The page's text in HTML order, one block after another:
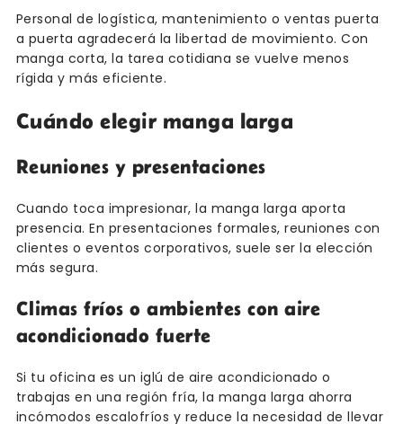
Personal de logística, mantenimiento o ventas puerta
a puerta agradecerá la libertad de movimiento. Con
manga corta, la tarea cotidiana se vuelve menos
rígida y más eficiente.
Cuándo elegir manga larga
Reuniones y presentaciones
Cuando toca impresionar, la manga larga aporta
presencia. En presentaciones formales, reuniones con
clientes o eventos corporativos, suele ser la elección
más segura.
Climas fríos o ambientes con aire
acondicionado fuerte
Si tu oficina es un iglú de aire acondicionado o
trabajas en una región fría, la manga larga ahorra
incómodos escalofríos y reduce la necesidad de llevar